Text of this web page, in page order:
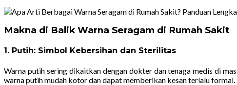
Makna di Balik Warna Seragam di Rumah Sakit
1. Putih: Simbol Kebersihan dan Sterilitas
Warna putih sering dikaitkan dengan dokter dan tenaga medis di
warna putih mudah kotor dan dapat memberikan kesan terlalu